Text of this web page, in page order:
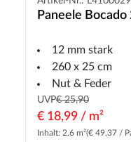
Paneele
12 mm stark
260 x 25 cm
Nut & Feder
UVP€ 25,90
€ 18,99 / m²
Inhalt: 2.6 m²(€ 49,37 /